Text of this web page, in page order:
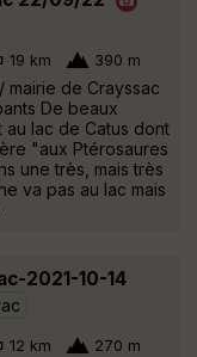
19 km 390 m
mairie de Crayssac
De beaux
lac de Catus dont
"aux Ptérosaures
une très, mais très
va pas au lac mais
2021-10-14
12 km 270 m